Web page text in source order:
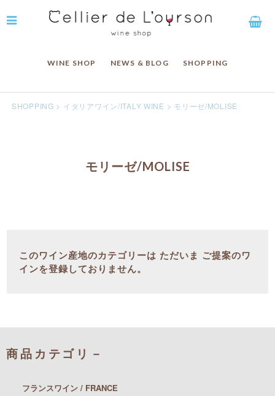
WINE SHOP NEWS & BLOG SHOPPING
SHOPPING > イタリアワイン/ITALY WINE > モリーゼ/MOLISE
モリーゼ/MOLISE
このワイン産地のカテゴリーは ただいま ご提案のワ
インを登録しておりません。
商品カテゴリ－
フランスワイン / FRANCE